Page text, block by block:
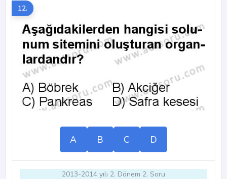
12.
A B C D
2013-2014 yılı 2. Dönem 2. Soru